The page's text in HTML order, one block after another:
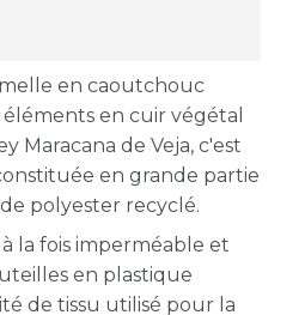
en caoutchouc
en cuir végétal
Maracana de Veja, c'est
en grande partie
polyester recyclé.
la fois imperméable et
en plastique
de tissu utilisé pour la